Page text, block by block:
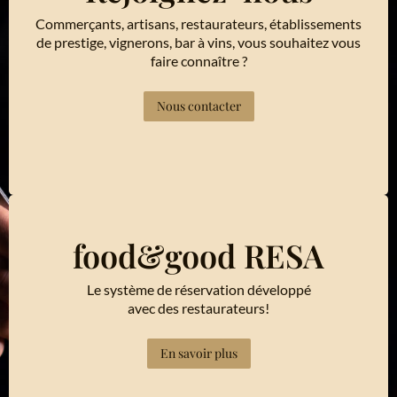
Commerçants, artisans, restaurateurs, établissements
de prestige, vignerons, bar à vins, vous souhaitez vous
faire connaître ?
Nous contacter
food&good RESA
Le système de réservation développé
avec des restaurateurs!
En savoir plus